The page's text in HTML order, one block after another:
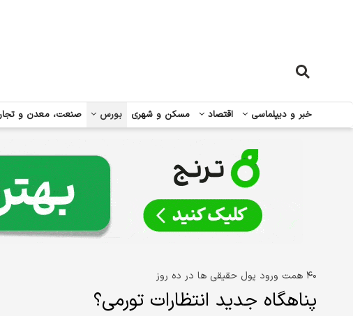
خبر و دیپلماسی اقتصاد مسکن و شهری بورس صنعت، معدن و
۴۰ همت ورود پول حقیقی ها در ده روز
پناهگاه جدید انتظارات تورمی؟